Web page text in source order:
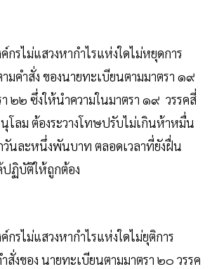
รไม่แสวงหากำไรแห่งใดไม่หยุดการ
มคำสั่ง ของนายทะเบียนตามมาตรา ๑๙
า ๒๒ ซึ่งให้นำความในมาตรา ๑๙ วรรคสี่
โลม ต้องระวางโทษปรับไม่เกินห้าหมื่น
นละหนึ่งพันบาท ตลอดเวลาที่ยังฝื่น
ฏิบัติให้ถูกต้อง
รไม่แสวงหากำไรแห่งใดไม่ยุติการ
สั่งของ นายทะเบียนตามมาตรา ๒๐ วรรค